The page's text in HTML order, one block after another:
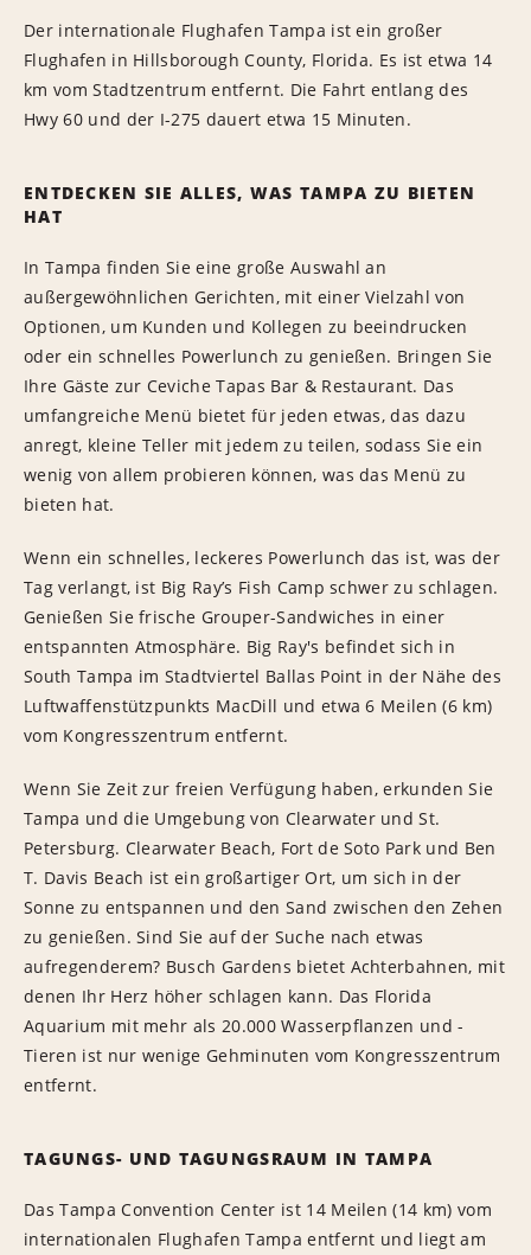
Der internationale Flughafen Tampa ist ein großer
Flughafen in Hillsborough County, Florida. Es ist etwa 14
km vom Stadtzentrum entfernt. Die Fahrt entlang des
Hwy 60 und der I-275 dauert etwa 15 Minuten.
ENTDECKEN SIE ALLES, WAS TAMPA ZU BIETEN
HAT
In Tampa finden Sie eine große Auswahl an
außergewöhnlichen Gerichten, mit einer Vielzahl von
Optionen, um Kunden und Kollegen zu beeindrucken
oder ein schnelles Powerlunch zu genießen. Bringen Sie
Ihre Gäste zur Ceviche Tapas Bar & Restaurant. Das
umfangreiche Menü bietet für jeden etwas, das dazu
anregt, kleine Teller mit jedem zu teilen, sodass Sie ein
wenig von allem probieren können, was das Menü zu
bieten hat.
Wenn ein schnelles, leckeres Powerlunch das ist, was der
Tag verlangt, ist Big Ray’s Fish Camp schwer zu schlagen.
Genießen Sie frische Grouper-Sandwiches in einer
entspannten Atmosphäre. Big Ray's befindet sich in
South Tampa im Stadtviertel Ballas Point in der Nähe des
Luftwaffenstützpunkts MacDill und etwa 6 Meilen (6 km)
vom Kongresszentrum entfernt.
Wenn Sie Zeit zur freien Verfügung haben, erkunden Sie
Tampa und die Umgebung von Clearwater und St.
Petersburg. Clearwater Beach, Fort de Soto Park und Ben
T. Davis Beach ist ein großartiger Ort, um sich in der
Sonne zu entspannen und den Sand zwischen den Zehen
zu genießen. Sind Sie auf der Suche nach etwas
aufregenderem? Busch Gardens bietet Achterbahnen, mit
denen Ihr Herz höher schlagen kann. Das Florida
Aquarium mit mehr als 20.000 Wasserpflanzen und -
Tieren ist nur wenige Gehminuten vom Kongresszentrum
entfernt.
TAGUNGS- UND TAGUNGSRAUM IN TAMPA
Das Tampa Convention Center ist 14 Meilen (14 km) vom
internationalen Flughafen Tampa entfernt und liegt am